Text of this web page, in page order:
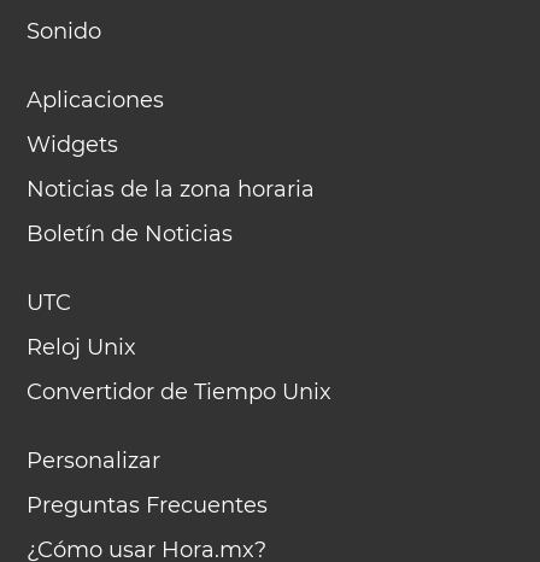
Sonido
Aplicaciones
Widgets
Noticias de la zona horaria
Boletín de Noticias
UTC
Reloj Unix
Convertidor de Tiempo Unix
Personalizar
Preguntas Frecuentes
¿Cómo usar Hora.mx?